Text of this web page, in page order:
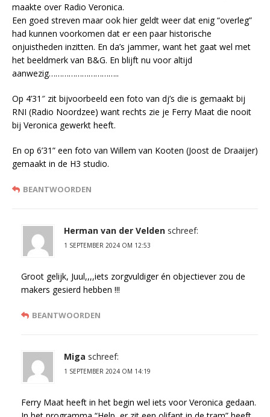
maakte over Radio Veronica.
Een goed streven maar ook hier geldt weer dat enig “overleg”
had kunnen voorkomen dat er een paar historische
onjuistheden inzitten. En da’s jammer, want het gaat wel met
het beeldmerk van B&G. En blijft nu voor altijd
aanwezig…………………………..
Op 4’31″ zit bijvoorbeeld een foto van dj’s die is gemaakt bij
RNI (Radio Noordzee) want rechts zie je Ferry Maat die nooit
bij Veronica gewerkt heeft.
En op 6’31” een foto van Willem van Kooten (Joost de Draaijer)
gemaakt in de H3 studio.
BEANTWOORDEN
Herman van der Velden schreef:
1 SEPTEMBER 2024 OM 12:53
Groot gelijk, Juul,,,,iets zorgvuldiger én objectiever zou de
makers gesierd hebben !!!
BEANTWOORDEN
Miga schreef:
1 SEPTEMBER 2024 OM 14:19
Ferry Maat heeft in het begin wel iets voor Veronica gedaan.